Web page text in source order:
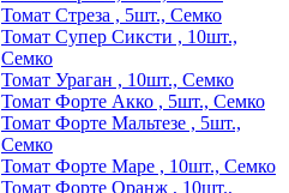
Томат Стреза , 5шт., Семко
Томат Супер Сиксти , 10шт.,
Семко
Томат Ураган , 10шт., Семко
Томат Форте Акко , 5шт., Семко
Томат Форте Мальтезе , 5шт.,
Семко
Томат Форте Маре , 10шт., Семко
Томат Форте Оранж , 10шт.,